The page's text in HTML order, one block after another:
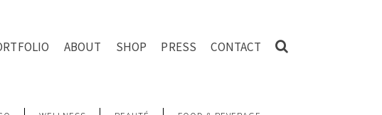
ABOUT SHOP PRESS CONTACT